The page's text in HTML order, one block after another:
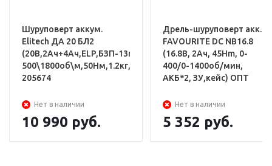
Шуруповерт аккум.
Elitech ДА 20 БЛ2
(20В,2Ач+4Ач,ELP,БЗП-13мм,0-
500\1800об\м,50Нм,1.2кг,чем)
205674
Нет в наличии
10 990 руб.
Дрель-шуруповерт акк.
FAVOURITE DC NB16.8
(16.8В, 2Ач, 45Hm, 0-
400/0-1400об/мин,
АКБ*2, ЗУ,кейс) ОПТ
Нет в наличии
5 352 руб.